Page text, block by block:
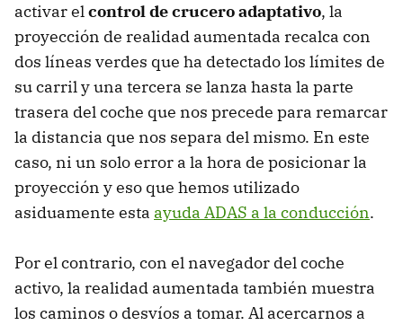
activar elcontrol de crucero adaptativo, la
proyección de realidad aumentada recalca con
dos líneas verdes que ha detectado los límites de
su carril y una tercera se lanza hasta la parte
trasera del coche que nos precede para remarcar
la distancia que nos separa del mismo. En este
caso, ni un solo error a la hora de posicionar la
proyección y eso que hemos utilizado
asiduamente esta ayuda ADAS a la conducción.
Por el contrario, con el navegador del coche
activo, la realidad aumentada también muestra
los caminos o desvíos a tomar. Al acercarnos a